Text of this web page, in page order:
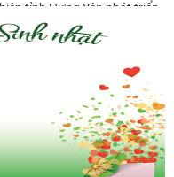
tỉnh Hưng Yên phát triển
nghiệp tỉnh Hưng Yên
nhật chính sách thuế mới